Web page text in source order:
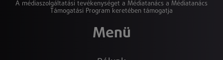
A médiaszolgáltatási tevékenységet a Médiatanács a Médiatanács
Támogatási Program keretében támogatja
Menü